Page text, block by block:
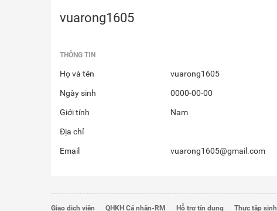
vuarong1605
THÔNG TIN
Họ và tên vuarong1605
Ngày sinh 0000-00-00
Giới tính Nam
Địa chỉ
Email vuarong1605@gmail.com
Giao dịch viên QHKH Cá nhân-RM Hỗ trợ tín dụng Thực tập sinh